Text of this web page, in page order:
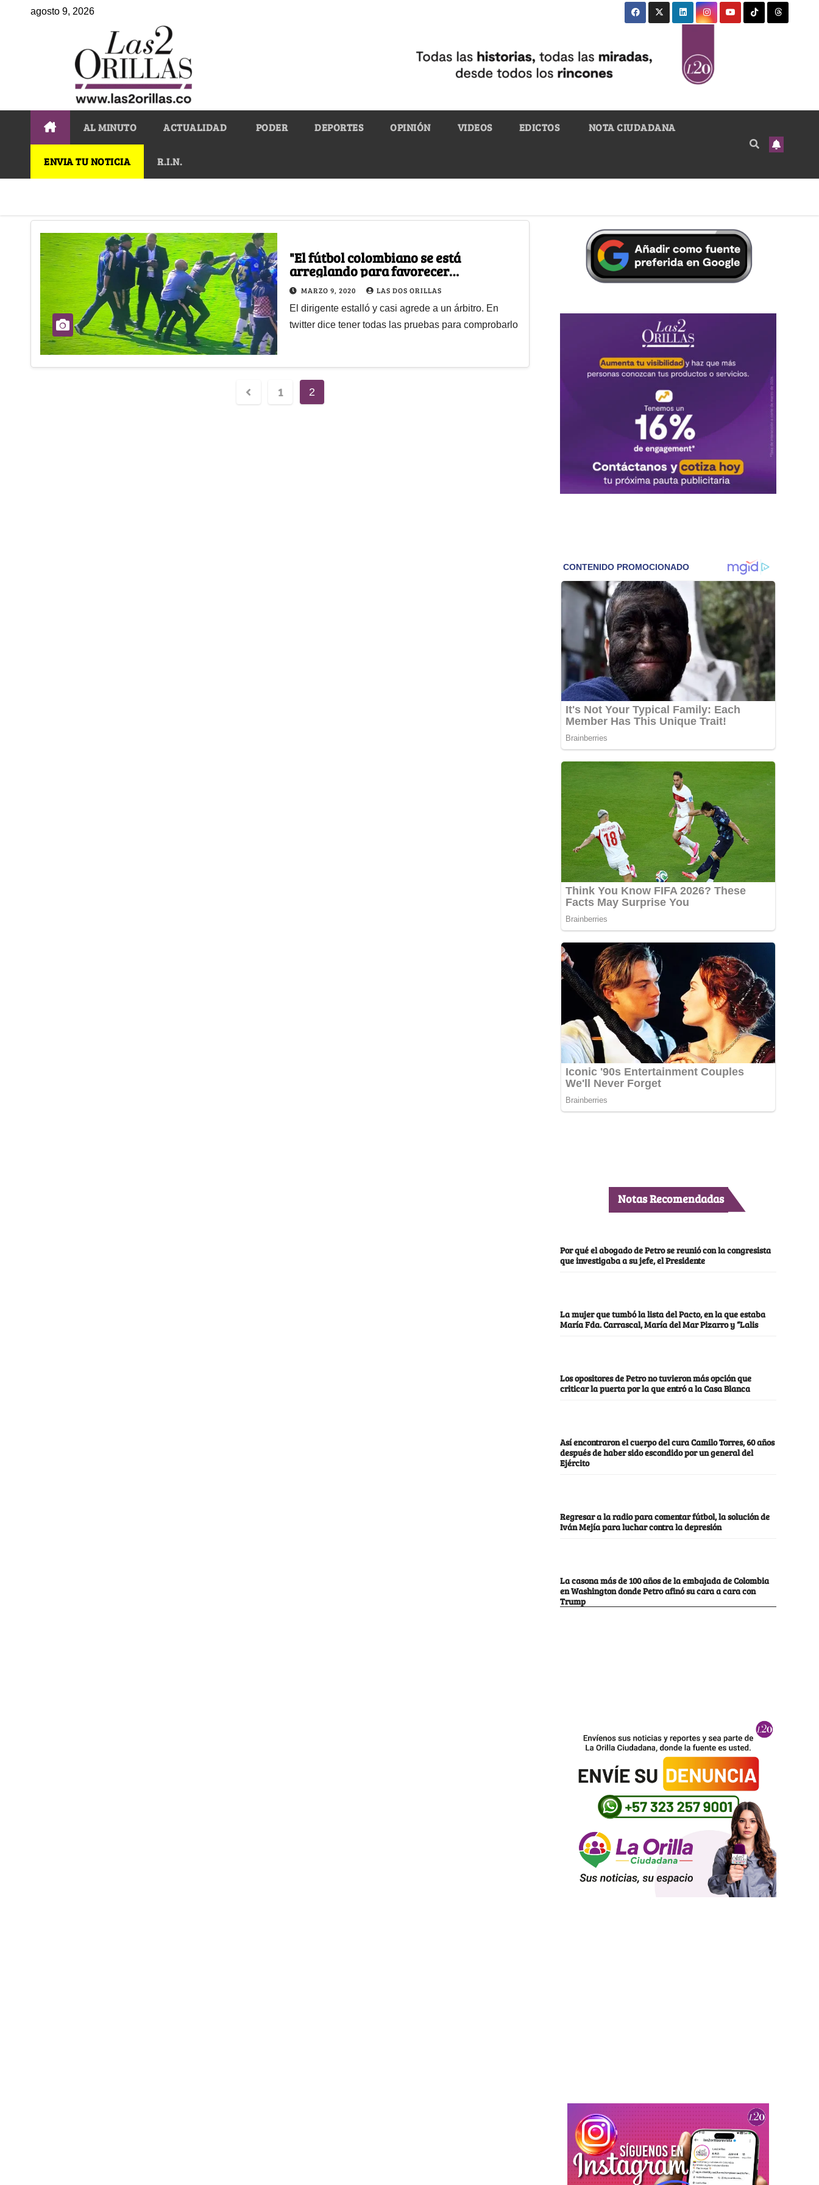
agosto 9, 2026
AL MINUTO ACTUALIDAD PODER DEPORTES OPINIÓN VIDEOS EDICTOS NOTA CIUDADANA
ENVIA TU NOTICIA R.I.N.
"El fútbol colombiano se está
arreglando para favorecer
apostadores" las denuncias de
Pimentel
MARZO 9, 2020 LAS DOS ORILLAS
El dirigente estalló y casi agrede a un árbitro. En
twitter dice tener todas las pruebas para comprobarlo
1 2
Notas Recomendadas
Por qué el abogado de Petro se reunió con la congresista
que investigaba a su jefe, el Presidente
La mujer que tumbó la lista del Pacto, en la que estaba
María Fda. Carrascal, María del Mar Pizarro y “Lalis
Los opositores de Petro no tuvieron más opción que
criticar la puerta por la que entró a la Casa Blanca
Así encontraron el cuerpo del cura Camilo Torres, 60 años
después de haber sido escondido por un general del
Ejército
Regresar a la radio para comentar fútbol, la solución de
Iván Mejía para luchar contra la depresión
La casona más de 100 años de la embajada de Colombia
en Washington donde Petro afinó su cara a cara con
Trump